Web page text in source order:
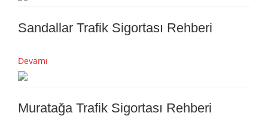
Sandallar Trafik Sigortası Rehberi
Devamı
Muratağa Trafik Sigortası Rehberi